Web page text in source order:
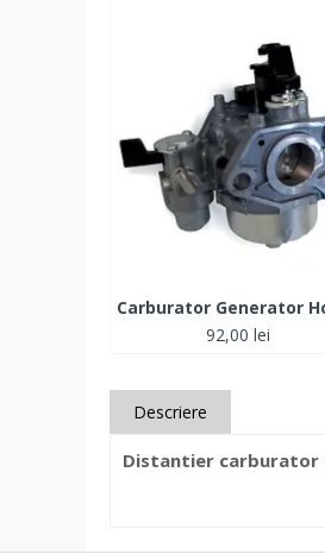
92,00 lei
Descriere
Distantier carburator